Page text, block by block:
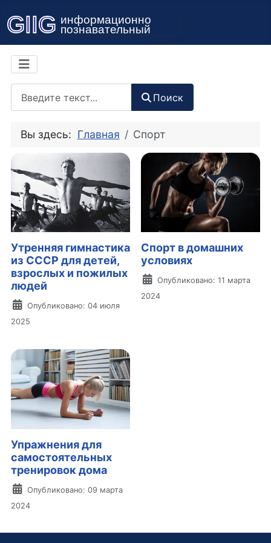
Вы здесь: Главная Спорт
Утренняя гимнастика
из СССР для детей,
взрослых и пожилых
людей
Информация о материале
Опубликовано: 04 июля
2025
Спорт в домашних
условиях
Информация о
Опубликовано: 11 марта
2024
Упражнения для
самостоятельных
тренировок дома
Информация о материале
Опубликовано: 09 марта
2024
Поиск